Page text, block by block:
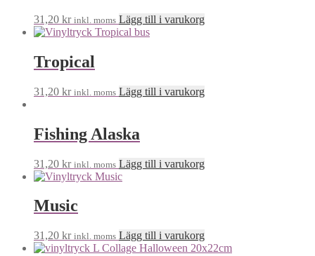
31,20 kr inkl. moms Lägg till i varukorg
Tropical
31,20 kr inkl. moms Lägg till i varukorg
Fishing Alaska
31,20 kr inkl. moms Lägg till i varukorg
Music
31,20 kr inkl. moms Lägg till i varukorg